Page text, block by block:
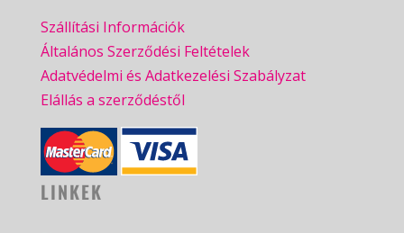
Szállítási Információk
Általános Szerződési Feltételek
Adatvédelmi és Adatkezelési Szabályzat
Elállás a szerződéstől
LINKEK